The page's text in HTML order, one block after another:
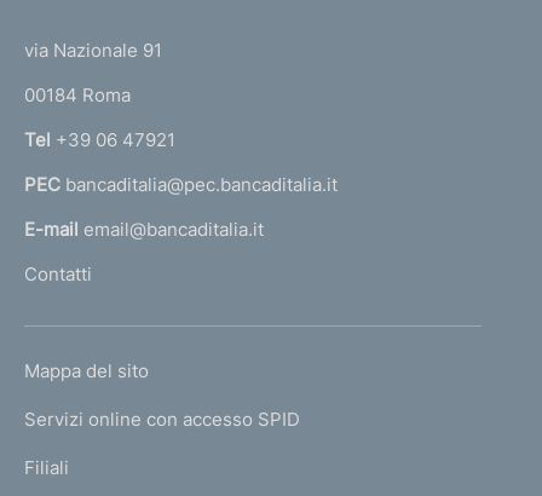
e
n
t
o
r
n
a
l
'
m
e
a
via Nazionale 91
00184 Roma
Tel +39 06 47921
PEC bancaditalia@pec.bancaditalia.it
E-mail email@bancaditalia.it
Contatti
L
N
K
Mappa del sito
Servizi online con accesso SPID
Filiali